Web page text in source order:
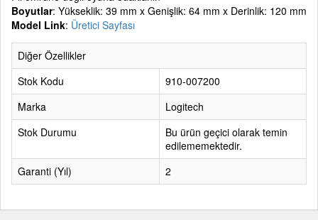
Boyutlar: Yükseklik: 39 mm x Genişlik: 64 mm x Derinlik: 120 mm
Model Link: Üretici Sayfası
Diğer Özellikler
Stok Kodu
910-007200
Marka
Logitech
Stok Durumu
Bu ürün geçici olarak temin
edilememektedir.
Garanti (Yıl)
2